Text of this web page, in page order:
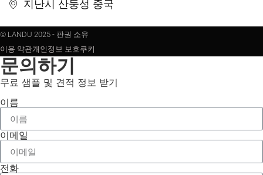
지난시 산둥성 중국
© LANDU 2025 - 판권 소유
이용 약관개인정보 보호쿠키
문의하기
무료 샘플 및 견적 정보 받기
이름
이메일
전화